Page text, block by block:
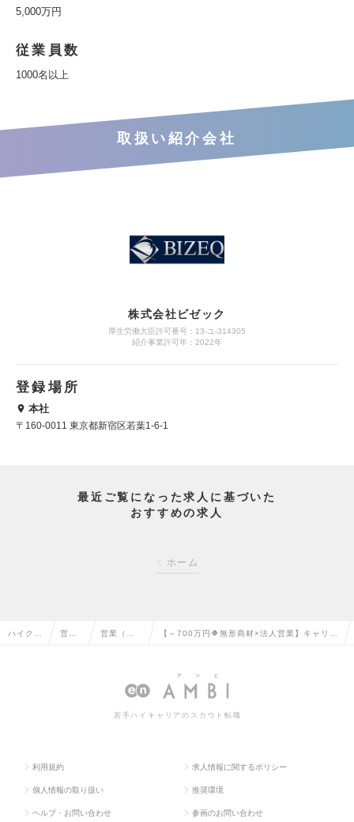
5,000万円
従業員数
1000名以上
取扱い紹介会社
株式会社ビゼック
厚生労働大臣許可番号：13-ユ-314305
紹介事業許可年：2022年
登録場所
本社
〒160-0011 東京都新宿区若葉1-6-1
最近ご覧になった求人に基づいた
おすすめの求人
ホーム
ハイクラ 営業 営業（法 【～700万円🔶無形商材×法人営業】キャリア
の求人情報
若手ハイキャリアのスカウト転職
利用規約 求人情報に関するポリシー
個人情報の取り扱い 推奨環境
ヘルプ・お問い合わせ 参画のお問い合わせ